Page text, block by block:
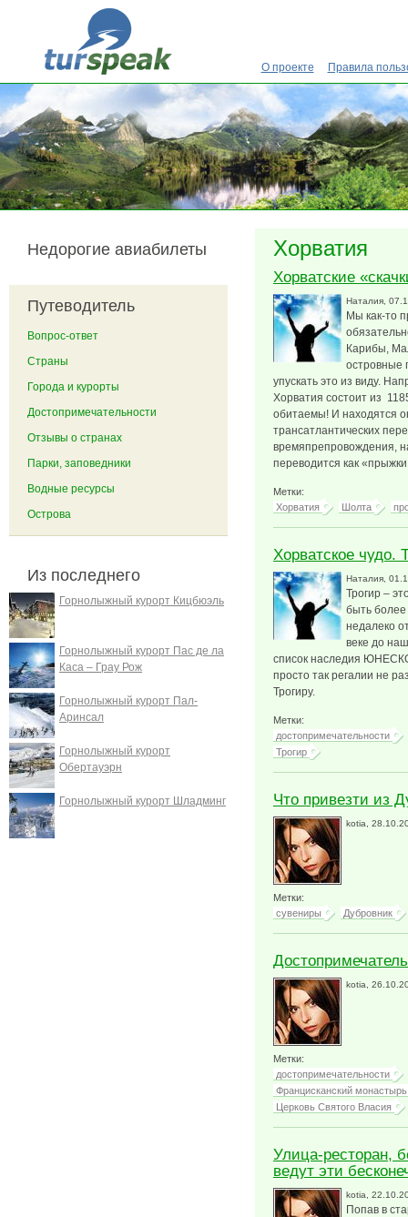
Перейти к основному содержанию
О проекте Правила
Хорватия
Хорватские
Наталия ,
Мы как-то
Карибы,
островные
упускать это из виду.
Хорватия состоит из
обитаемы! И находятся
трансатлантических
времяпрепровождения,
переводится как
Метки:
Хорватия
Шолта
Хорватское чудо.
Наталия ,
Трогир –
быть
недалеко
веке до
список наследия
просто так регалии не
Трогиру.
Метки:
достопримечательности
Трогир
Что привезти из
kotia ,
Метки:
сувениры
Дубровник
kotia ,
Метки:
достопримечательности
Францисканский монастырь
Церковь Святого Власия
Улица-ресторан,
ведут эти
kotia ,
Попав в
Недорогие авиабилеты
Путеводитель
Вопрос-ответ
Страны
Города и курорты
Достопримечательности
Отзывы о странах
Парки, заповедники
Водные ресурсы
Острова
Из последнего
Горнолыжный курорт Кицбюэль
Горнолыжный курорт Пас де ла
Каса – Грау Рож
Горнолыжный курорт Пал-
Аринсал
Горнолыжный курорт
Обертауэрн
Горнолыжный курорт Шладминг